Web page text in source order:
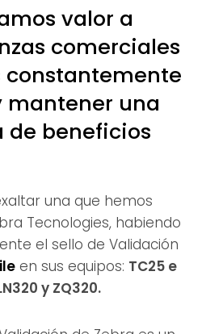
valor a
comerciales
mantener una
de beneficios
una que hemos
Tecnologies, habiendo
el sello de Validación
en sus equipos: TC25 e
y ZQ320.